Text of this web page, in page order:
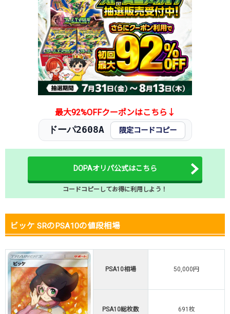
2025.12.15 22,000円 32,800円
42,000円
2025.12.5
22,000円 32,800円
2025.11.25
25,000円 34,800円
54,800円
2025.11.15
25,000円 37,800円
54,800円
2025.11.5
25,000円 37,800円
54,800円
2025.10.25
27,000円 39,800円
44,900円
2025.10.15
27,000円 39,800円
44,900円
発売日初動
1,800円 -円
最大92%OFFクーポンはこちら↓
ドーパ2608A 限定コードコピー
DOPAオリパ公式はこちら
コードコピーしてお得に利用しよう！
ビッケ SRのPSA10の値段相場
PSA10相場 50,000円
PSA10総枚数 691枚